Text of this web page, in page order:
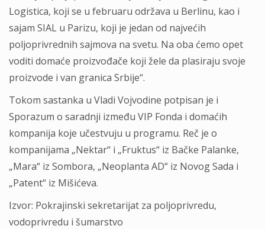
Logistica, koji se u februaru održava u Berlinu, kao i
sajam SIAL u Parizu, koji je jedan od najvećih
poljoprivrednih sajmova na svetu. Na oba ćemo opet
voditi domaće proizvođače koji žele da plasiraju svoje
proizvode i van granica Srbije“.
Tokom sastanka u Vladi Vojvodine potpisan je i
Sporazum o saradnji između VIP Fonda i domaćih
kompanija koje učestvuju u programu. Reč je o
kompanijama „Nektar“ i „Fruktus“ iz Bačke Palanke,
„Mara“ iz Sombora, „Neoplanta AD“ iz Novog Sada i
„Patent“ iz Mišićeva.
Izvor: Pokrajinski sekretarijat za poljoprivredu,
vodoprivredu i šumarstvo